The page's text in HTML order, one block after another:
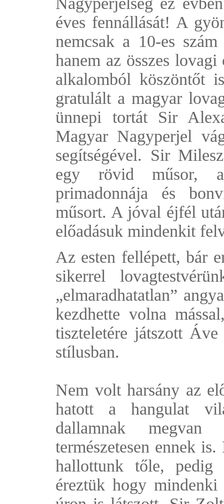
éves fennállását! A
nemcsak a 10-es
hanem az összes
alkalomból köszöntőt
gratulált a magyar
ünnepi tortát Sir
Magyar Nagyperjel
segítségével. Sir
egy rövid műsor,
primadonnája és
műsort. A jóval éjfél
előadásuk mindenkit
Az esten fellépett, bár
sikerrel
„elmaradhatatlan”
kezdhette volna
tiszteletére játszott
stílusban.
Nem volt harsány az
hatott a hangulat
dallamnak megvan
természetesen ennek
hallottunk tőle,
éreztük hogy mindenki